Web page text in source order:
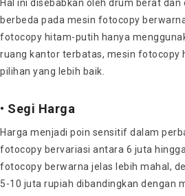
Hal ini disebabkan oleh drum berat
berbeda pada mesin fotocopy
fotocopy hitam-putih hanya
ruang kantor terbatas, mesin fotocopy
pilihan yang lebih baik.
• Segi Harga
Harga menjadi poin sensitif dalam
fotocopy bervariasi antara 6 juta
fotocopy berwarna jelas lebih mahal,
5-10 juta rupiah dibandingkan dengan